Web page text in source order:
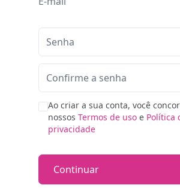
Ao criar a sua conta, você
nossos Termos de uso e Política
privacidade
Continuar